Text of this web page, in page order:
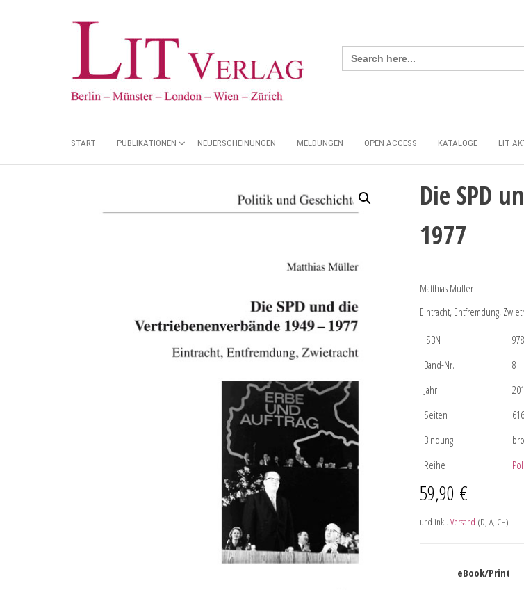
Search
for:
START PUBLIKATIONEN NEUERSCHEINUNGEN MELDUNGEN OPEN ACCESS KATALOGE LIT
Die SPD
1977
Matthias Müller
Eintracht, Entfremdung,
ISBN
Band-Nr.
8
Jahr
Seiten
616
Bindung
Reihe
59,90 €
und inkl. Versand (D, A, CH)
eBook/Print